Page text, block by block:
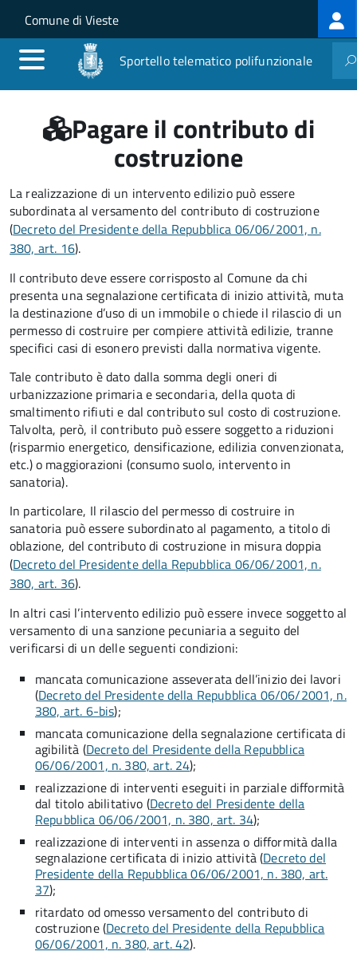
Salta al contenuto principale
Skip to site navigation
Comune di Vieste
Sportello telematico polifunzionale
Pagare il contributo di
costruzione
La realizzazione di un intervento edilizio può essere
subordinata al versamento del contributo di costruzione
(Decreto del Presidente della Repubblica 06/06/2001, n.
380, art. 16).
Il contributo deve essere corrisposto al Comune da chi
presenta una segnalazione certificata di inizio attività, muta
la destinazione d’uso di un immobile o chiede il rilascio di un
permesso di costruire per compiere attività edilizie, tranne
specifici casi di esonero previsti dalla normativa vigente.
Tale contributo è dato dalla somma degli oneri di
urbanizzazione primaria e secondaria, della quota di
smaltimento rifiuti e dal contributo sul costo di costruzione.
Talvolta, però, il contributo può essere soggetto a riduzioni
(risparmio energetico, densificazione, edilizia convenzionata,
etc.) o maggiorazioni (consumo suolo, intervento in
sanatoria).
In particolare, Il rilascio del permesso di costruire in
sanatoria può essere subordinato al pagamento, a titolo di
oblazione, del contributo di costruzione in misura doppia
(Decreto del Presidente della Repubblica 06/06/2001, n.
380, art. 36).
In altri casi l’intervento edilizio può essere invece soggetto al
versamento di una sanzione pecuniaria a seguito del
verificarsi di un delle seguenti condizioni:
mancata comunicazione asseverata dell’inizio dei lavori
(Decreto del Presidente della Repubblica 06/06/2001, n.
380, art. 6-bis);
mancata comunicazione della segnalazione certificata di
agibilità (Decreto del Presidente della Repubblica
06/06/2001, n. 380, art. 24);
realizzazione di interventi eseguiti in parziale difformità
dal titolo abilitativo (Decreto del Presidente della
Repubblica 06/06/2001, n. 380, art. 34);
realizzazione di interventi in assenza o difformità dalla
segnalazione certificata di inizio attività (Decreto del
Presidente della Repubblica 06/06/2001, n. 380, art.
37);
ritardato od omesso versamento del contributo di
costruzione (Decreto del Presidente della Repubblica
06/06/2001, n. 380, art. 42).